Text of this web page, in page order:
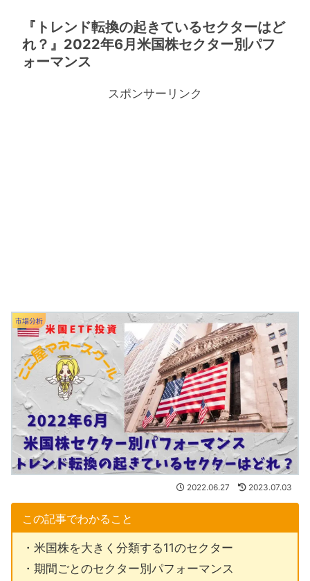
『トレンド転換の起きているセクターはど
れ？』2022年6月米国株セクター別パフ
ォーマンス
スポンサーリンク
市場分析
2022.06.27 2023.07.03
この記事でわかること
・米国株を大きく分類する11のセクター
・期間ごとのセクター別パフォーマンス